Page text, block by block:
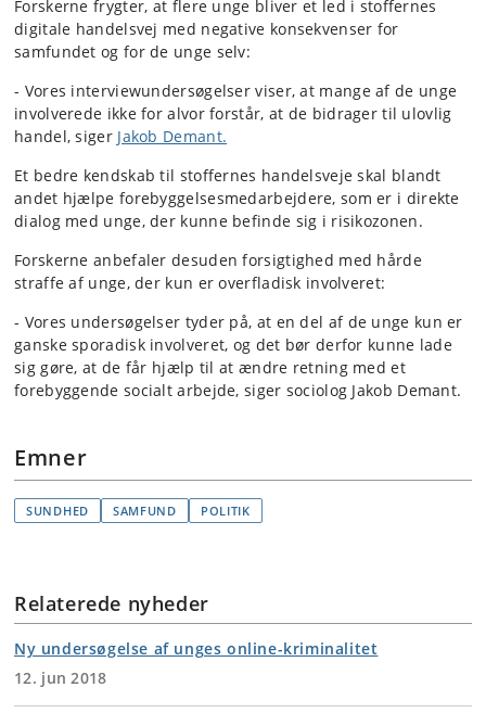
Forskerne frygter, at flere unge bliver et led i stoffernes
digitale handelsvej med negative konsekvenser for
samfundet og for de unge selv:
- Vores interviewundersøgelser viser, at mange af de unge
involverede ikke for alvor forstår, at de bidrager til ulovlig
handel, siger Jakob Demant.
Et bedre kendskab til stoffernes handelsveje skal blandt
andet hjælpe forebyggelsesmedarbejdere, som er i direkte
dialog med unge, der kunne befinde sig i risikozonen.
Forskerne anbefaler desuden forsigtighed med hårde
straffe af unge, der kun er overfladisk involveret:
- Vores undersøgelser tyder på, at en del af de unge kun er
ganske sporadisk involveret, og det bør derfor kunne lade
sig gøre, at de får hjælp til at ændre retning med et
forebyggende socialt arbejde, siger sociolog Jakob Demant.
Emner
SUNDHED SAMFUND POLITIK
Relaterede nyheder
Ny undersøgelse af unges online-kriminalitet
12. jun 2018